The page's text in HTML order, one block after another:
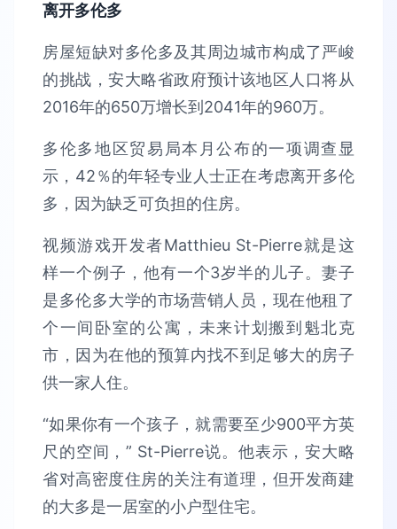
离开多伦多
房屋短缺对多伦多及其周边城市构成了严峻
的挑战，安大略省政府预计该地区人口将从
2016年的650万增长到2041年的960万。
多伦多地区贸易局本月公布的一项调查显
示，42％的年轻专业人士正在考虑离开多伦
多，因为缺乏可负担的住房。
视频游戏开发者Matthieu St-Pierre就是这
样一个例子，他有一个3岁半的儿子。妻子
是多伦多大学的市场营销人员，现在他租了
个一间卧室的公寓，未来计划搬到魁北克
市，因为在他的预算内找不到足够大的房子
供一家人住。
“如果你有一个孩子，就需要至少900平方英
尺的空间，” St-Pierre说。他表示，安大略
省对高密度住房的关注有道理，但开发商建
的大多是一居室的小户型住宅。